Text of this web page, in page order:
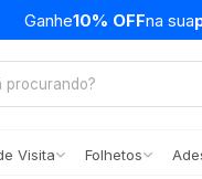
Ganhe10% OFFna sua
Visita Folhetos